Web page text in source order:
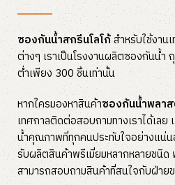
ซองกันน้ำสกรีนโลโก้สำหรับใช้งาน
ต่างๆ เราเป็นโรงงานผลิตซองกันน้
ต่ำเพียง 300 ชิ้นเท่านั้น
หากใครมองหาสินค้าซองกันน้ำพลา
เทศกาลติดต่อสอบถามทางเราได้เลย
น้ำคุณภาพที่ทุกคนประทับใจอย่างแน่
รับผลิตสินค้าพรีเมี่ยมหลากหลายชนิด
สามารถสอบถามสินค้าที่สนใจกับฝ่ายข